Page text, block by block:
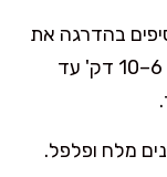
בהדרגה את
הציר/מים ורוטב ווסטרשייר. מבשלים 6–10 דק' עד
מלח ופלפל.